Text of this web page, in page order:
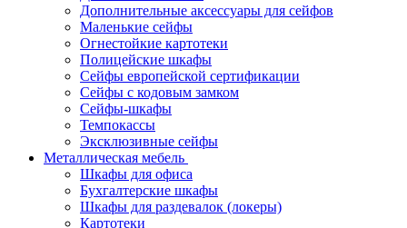
Дополнительные аксессуары для сейфов
Маленькие сейфы
Огнестойкие картотеки
Полицейские шкафы
Сейфы европейской сертификации
Сейфы с кодовым замком
Сейфы-шкафы
Темпокассы
Эксклюзивные сейфы
Металлическая мебель
Шкафы для офиса
Бухгалтерские шкафы
Шкафы для раздевалок (локеры)
Картотеки